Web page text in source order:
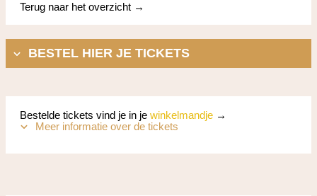
Terug naar het overzicht →
BESTEL HIER JE TICKETS
Bestelde tickets vind je in je winkelmandje→
Meer informatie over de tickets